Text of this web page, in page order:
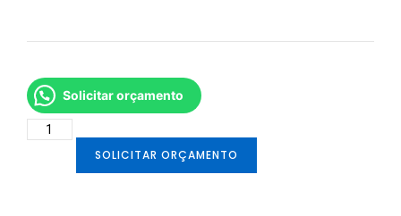
Solicitar orçamento
SOLICITAR ORÇAMENTO